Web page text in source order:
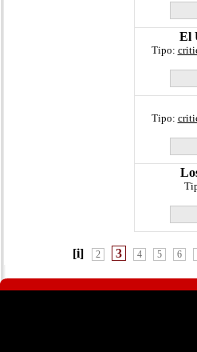
El
Tipo:
Tipo:
[i] 2 3 4 5 6